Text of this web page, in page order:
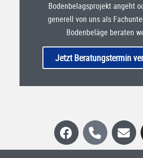
Bodenbelagsprojekt angeht
generell von uns als
Bodenbeläge beraten
Jetzt Beratungstermin